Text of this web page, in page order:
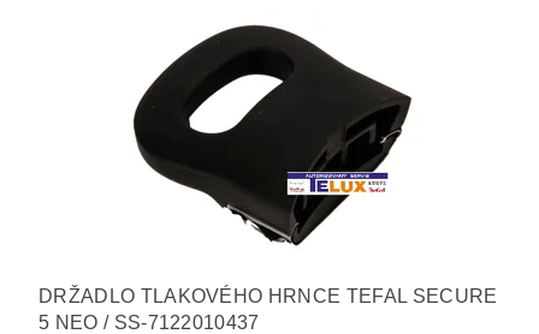
DRŽADLO TLAKOVÉHO HRNCE TEFAL SECURE
5 NEO / SS-7122010437